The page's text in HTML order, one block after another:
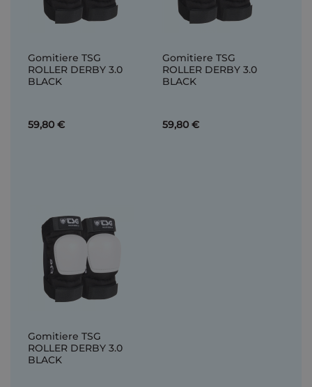
Gomitiere TSG
ROLLER DERBY 3.0
BLACK
59,80 €
Gomitiere TSG
ROLLER DERBY 3.0
BLACK
59,80 €
Gomitiere TSG
ROLLER DERBY 3.0
BLACK